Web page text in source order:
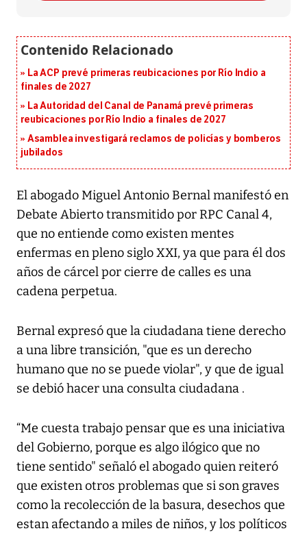
La ACP prevé primeras reubicaciones por Río Indio a
finales de 2027
La Autoridad del Canal de Panamá prevé primeras
reubicaciones por Río Indio a finales de 2027
Asamblea investigará reclamos de policías y bomberos
jubilados
El abogado Miguel Antonio Bernal manifestó en
Debate Abierto transmitido por RPC Canal 4,
que no entiende como existen mentes
enfermas en pleno siglo XXI, ya que para él dos
años de cárcel por cierre de calles es una
cadena perpetua.
Bernal expresó que la ciudadana tiene derecho
a una libre transición, "que es un derecho
humano que no se puede violar", y que de igual
se debió hacer una consulta ciudadana .
“Me cuesta trabajo pensar que es una iniciativa
del Gobierno, porque es algo ilógico que no
tiene sentido" señaló el abogado quien reiteró
que existen otros problemas que si son graves
como la recolección de la basura, desechos que
estan afectando a miles de niños, y los políticos